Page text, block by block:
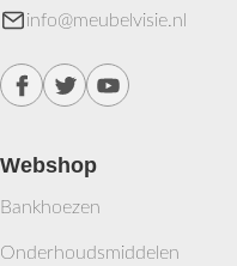
info@meubelvisie.nl
Webshop
Bankhoezen
Onderhoudsmiddelen